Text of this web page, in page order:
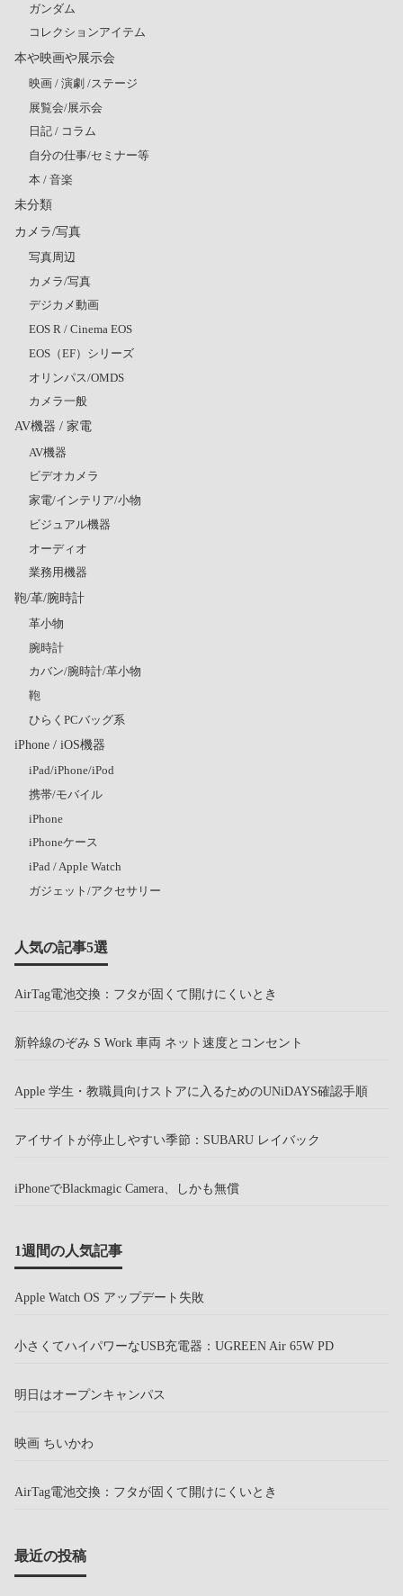
ガンダム
コレクションアイテム
本や映画や展示会
映画 / 演劇 /ステージ
展覧会/展示会
日記 / コラム
自分の仕事/セミナー等
本 / 音楽
未分類
カメラ/写真
写真周辺
カメラ/写真
デジカメ動画
EOS R / Cinema EOS
EOS（EF）シリーズ
オリンパス/OMDS
カメラ一般
AV機器 / 家電
AV機器
ビデオカメラ
家電/インテリア/小物
ビジュアル機器
オーディオ
業務用機器
鞄/革/腕時計
革小物
腕時計
カバン/腕時計/革小物
鞄
ひらくPCバッグ系
iPhone / iOS機器
iPad/iPhone/iPod
携帯/モバイル
iPhone
iPhoneケース
iPad / Apple Watch
ガジェット/アクセサリー
人気の記事5選
AirTag電池交換：フタが固くて開けにくいとき
新幹線のぞみ S Work 車両 ネット速度とコンセント
Apple 学生・教職員向けストアに入るためのUNiDAYS確認手順
アイサイトが停止しやすい季節：SUBARU レイバック
iPhoneでBlackmagic Camera、しかも無償
1週間の人気記事
Apple Watch OS アップデート失敗
小さくてハイパワーなUSB充電器：UGREEN Air 65W PD
明日はオープンキャンパス
映画 ちいかわ
AirTag電池交換：フタが固くて開けにくいとき
最近の投稿